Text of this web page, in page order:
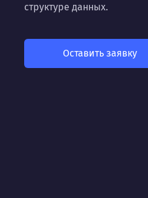
структуре данных.
Оставить заявку